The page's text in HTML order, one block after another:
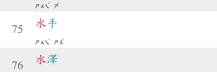
ㄕㄨㄟ
ˇ
ㄕ
ˋ
75
水手
ㄕㄨㄟ
ˇ
ㄕㄡ
ˇ
76
水澤